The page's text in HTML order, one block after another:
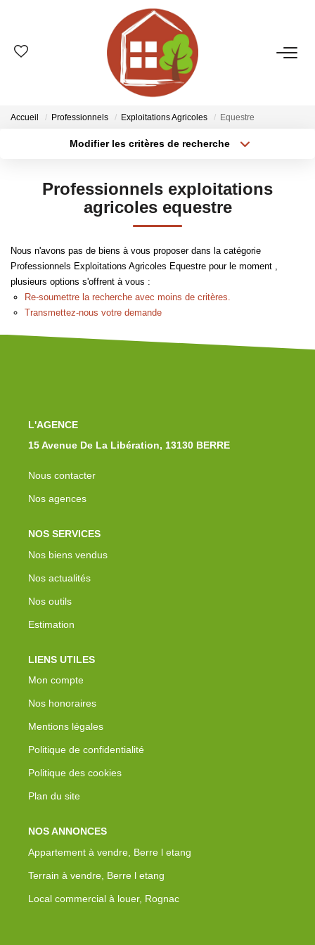
VENTES
ESTIMATION
GESTION
Qui Sommes-Nous ?
Nos Agences
Notre Équipe
Nos Actualités
Accueil Professionnels Exploitations Agricoles Equestre
Modifier les critères de recherche
Type de bien
Surface min
Créer une alerte
Professionnels exploitations
agricoles equestre
Nous n'avons pas de biens à vous proposer dans la catégorie
Professionnels Exploitations Agricoles Equestre pour le moment ,
plusieurs options s'offrent à vous :
Re-soumettre la recherche avec moins de critères.
Transmettez-nous votre demande
L'AGENCE
15 Avenue De La Libération, 13130 BERRE
Nous contacter
Nos agences
NOS SERVICES
Nos biens vendus
Nos actualités
Nos outils
Estimation
LIENS UTILES
Mon compte
Nos honoraires
Mentions légales
Politique de confidentialité
Politique des cookies
Plan du site
NOS ANNONCES
Appartement à vendre, Berre l etang
Terrain à vendre, Berre l etang
Local commercial à louer, Rognac